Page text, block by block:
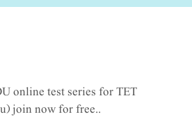
online test series for TET
join now for free..